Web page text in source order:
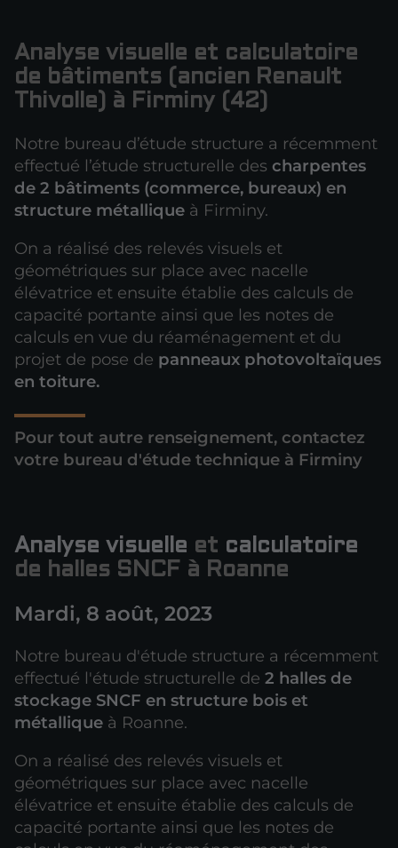
Analyse visuelle et calculatoire
de bâtiments (ancien Renault
Thivolle) à Firminy (42)
Notre bureau d’étude structure a récemment
effectué l’étude structurelle des charpentes
de 2 bâtiments (commerce, bureaux) en
structure métallique à Firminy.
On a réalisé des relevés visuels et
géométriques sur place avec nacelle
élévatrice et ensuite établie des calculs de
capacité portante ainsi que les notes de
calculs en vue du réaménagement et du
projet de pose de panneaux photovoltaïques
en toiture.
Pour tout autre renseignement, contactez
votre bureau d'étude technique à Firminy
Analyse visuelle et calculatoire
de halles SNCF à Roanne
Mardi, 8 août, 2023
Notre bureau d'étude structure a récemment
effectué l'étude structurelle de 2 halles de
stockage SNCF en structure bois et
métallique à Roanne.
On a réalisé des relevés visuels et
géométriques sur place avec nacelle
élévatrice et ensuite établie des calculs de
capacité portante ainsi que les notes de